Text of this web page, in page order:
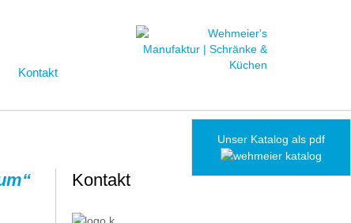
Kontakt
Unser Katalog als pdf
Kontakt